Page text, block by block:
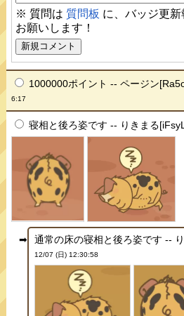
※ 質問は 質問板 に、バッジ更
お願いします！
1000000ポイント -- ページン
6:17
寝相と後ろ姿です -- りきまる
通常の床の寝相と後ろ姿です --
12/07 (日) 12:30:58